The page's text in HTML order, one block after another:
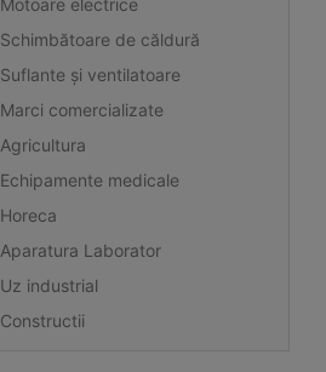
Motoare electrice
Schimbătoare de căldură
Suflante și ventilatoare
Marci comercializate
Agricultura
Echipamente medicale
Horeca
Aparatura Laborator
Uz industrial
Constructii